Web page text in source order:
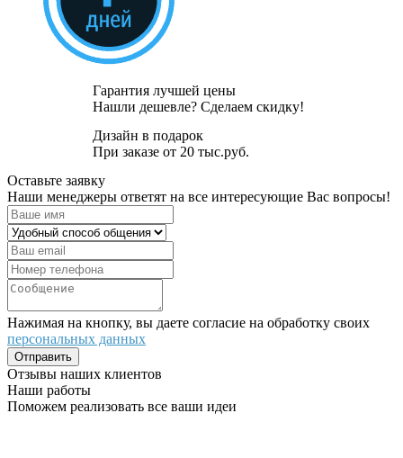
Гарантия лучшей цены
Нашли дешевле? Сделаем скидку!
Дизайн в подарок
При заказе от 20 тыс.руб.
Оставьте заявку
Наши менеджеры ответят на все интересующие Вас вопросы!
Нажимая на кнопку, вы даете согласие на обработку своих
персональных данных
Отправить
Отзывы наших клиентов
Наши работы
Поможем реализовать все ваши идеи